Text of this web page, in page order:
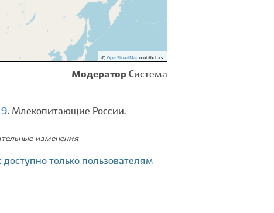
© OpenStreetMapcontributors.
Модератор Система
. Млекопитающие России.
изменения
только пользователям